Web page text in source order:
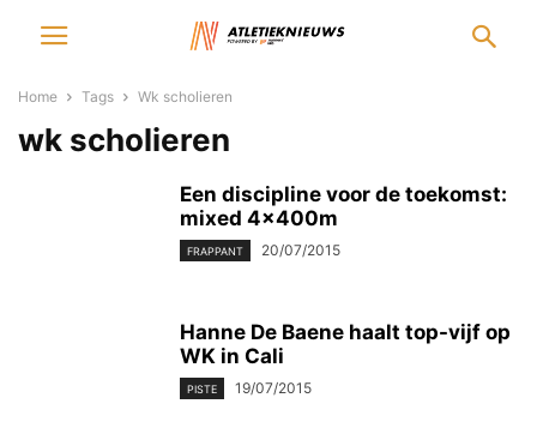
Home Tags Wk scholieren
wk scholieren
Een discipline voor de toekomst:
mixed 4x400m
FRAPPANT 20/07/2015
Hanne De Baene haalt top-vijf op
WK in Cali
PISTE 19/07/2015